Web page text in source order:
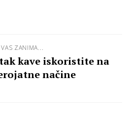
ZANIMA...
kave iskoristite na
načine